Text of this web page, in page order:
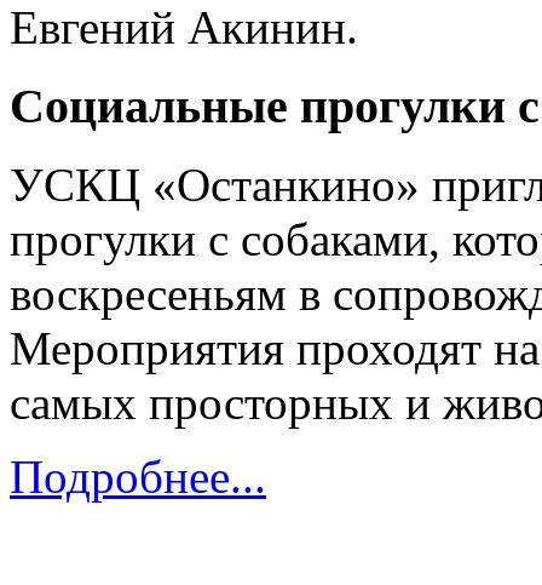
Евгений Акинин.
Социальные прогулки
УСКЦ «Останкино»
прогулки с собаками,
воскресеньям в
Мероприятия проходят
самых просторных и
Подробнее...